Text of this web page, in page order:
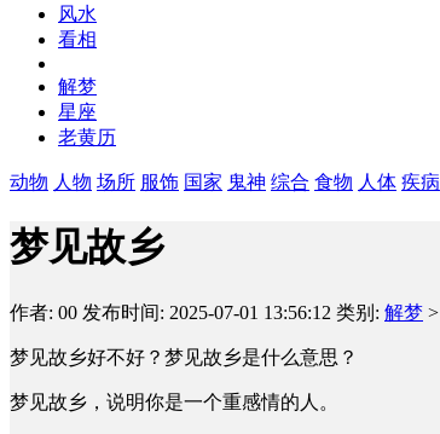
风水
看相
解梦
星座
老黄历
动物 人物 场所 服饰 国家 鬼神 综合 食物 人体 疾病
梦见故乡
作者: 00 发布时间: 2025-07-01 13:56:12 类别: 解梦 >
梦见故乡好不好？梦见故乡是什么意思？
梦见故乡，说明你是一个重感情的人。